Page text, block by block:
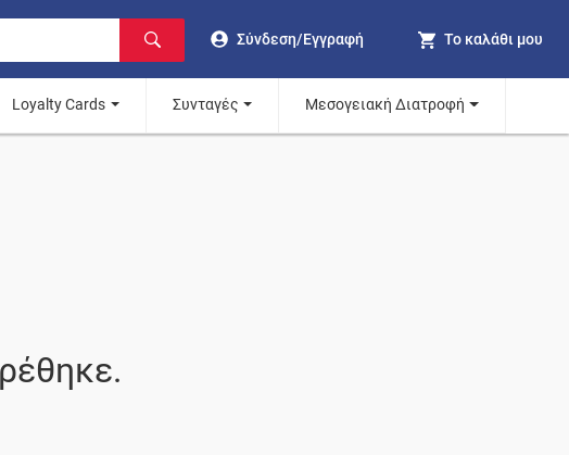
Σύνδεση/Εγγραφή Το καλάθι μου
Loyalty Cards Συνταγές Μεσογειακή Διατροφή